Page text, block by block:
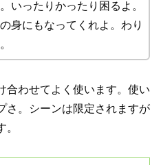
いったりかったり困るよ。
身にもなってくれよ。わり
合わせてよく使います。使い
さ。シーンは限定されますが